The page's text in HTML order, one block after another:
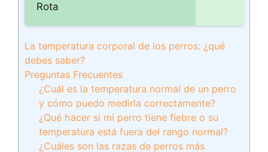
Rota
La temperatura corporal de los perros: ¿qué
debes saber?
Preguntas Frecuentes
¿Cuál es la temperatura normal de un perro
y cómo puedo medirla correctamente?
¿Qué hacer si mi perro tiene fiebre o su
temperatura está fuera del rango normal?
¿Cuáles son las razas de perros más